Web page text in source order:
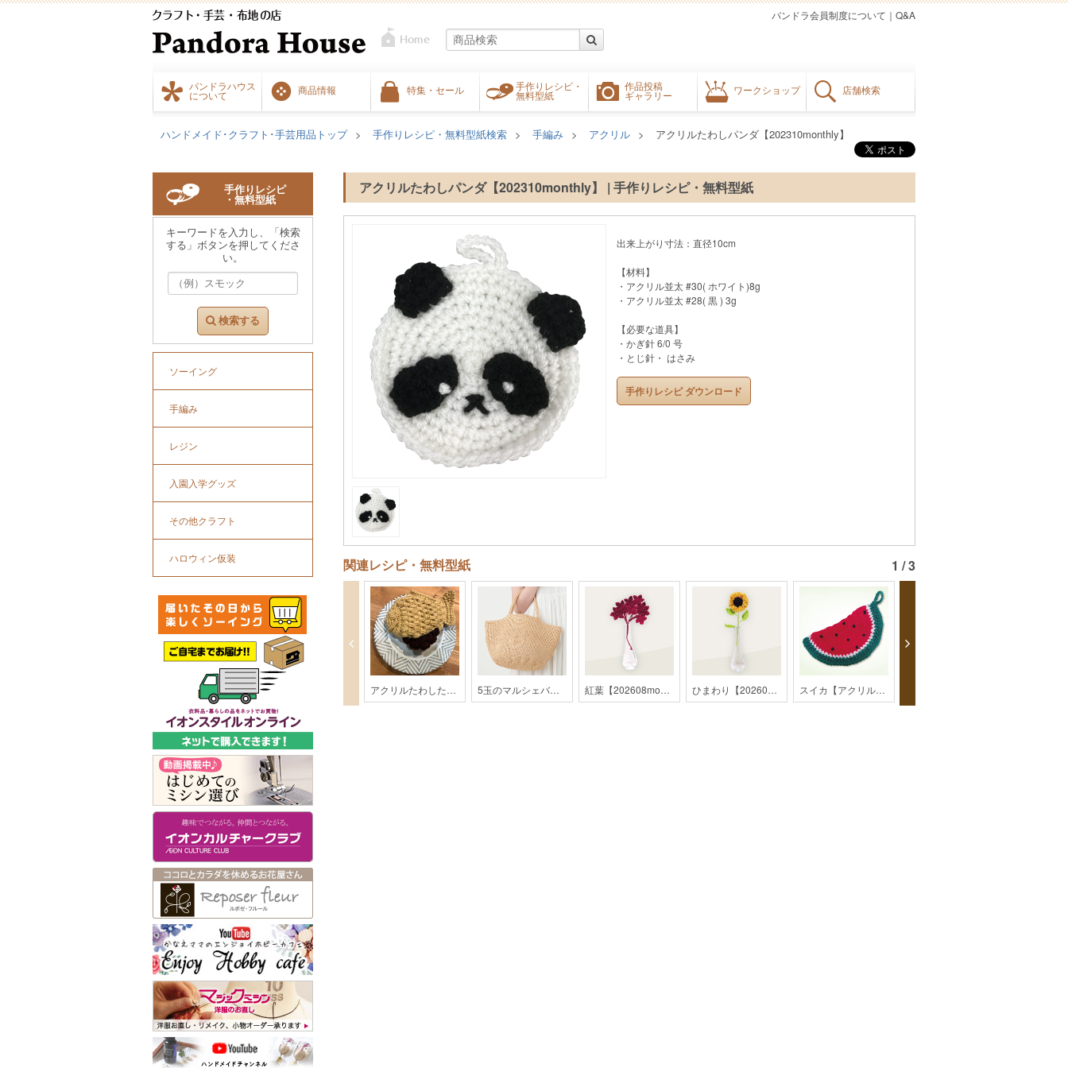
パンドラハウス
について
商品情報 特集・セール
手作りレシピ・
無料型紙
作品投稿
ギャラリー
ワークショップ 店舗検索
Q&A
｜
パンドラ会員制度について
ハンドメイド･クラフト･手芸用品トップ 手作りレシピ・無料型紙検索 手編み アクリル アクリルたわしパンダ【202310monthly】
アクリルたわしパンダ【202310monthly】 | 手作りレシピ・無料型紙
出来上がり寸法：直径10cm
【材料】
・アクリル並太 #30( ホワイト)8g
・アクリル並太 #28( 黒 ) 3g
【必要な道具】
・かぎ針 6/0 号
・とじ針・ はさみ
手作りレシピ ダウンロード
関連レシピ・無料型紙 1 / 3
アクリルたわしたいやき【202309monthly】 5玉のマルシェバッグ【2019SS】 紅葉【202608monthly】 ひまわり【202607monthly】 スイカ【アクリルたわし】【monthly】
手作りレシピ
・無料型紙
キーワードを入力し、「検索
する」ボタンを押してくださ
い。
検索する
ソーイング
手編み
レジン
入園入学グッズ
その他クラフト
ハロウィン仮装